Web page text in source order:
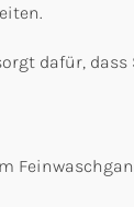
dafür,